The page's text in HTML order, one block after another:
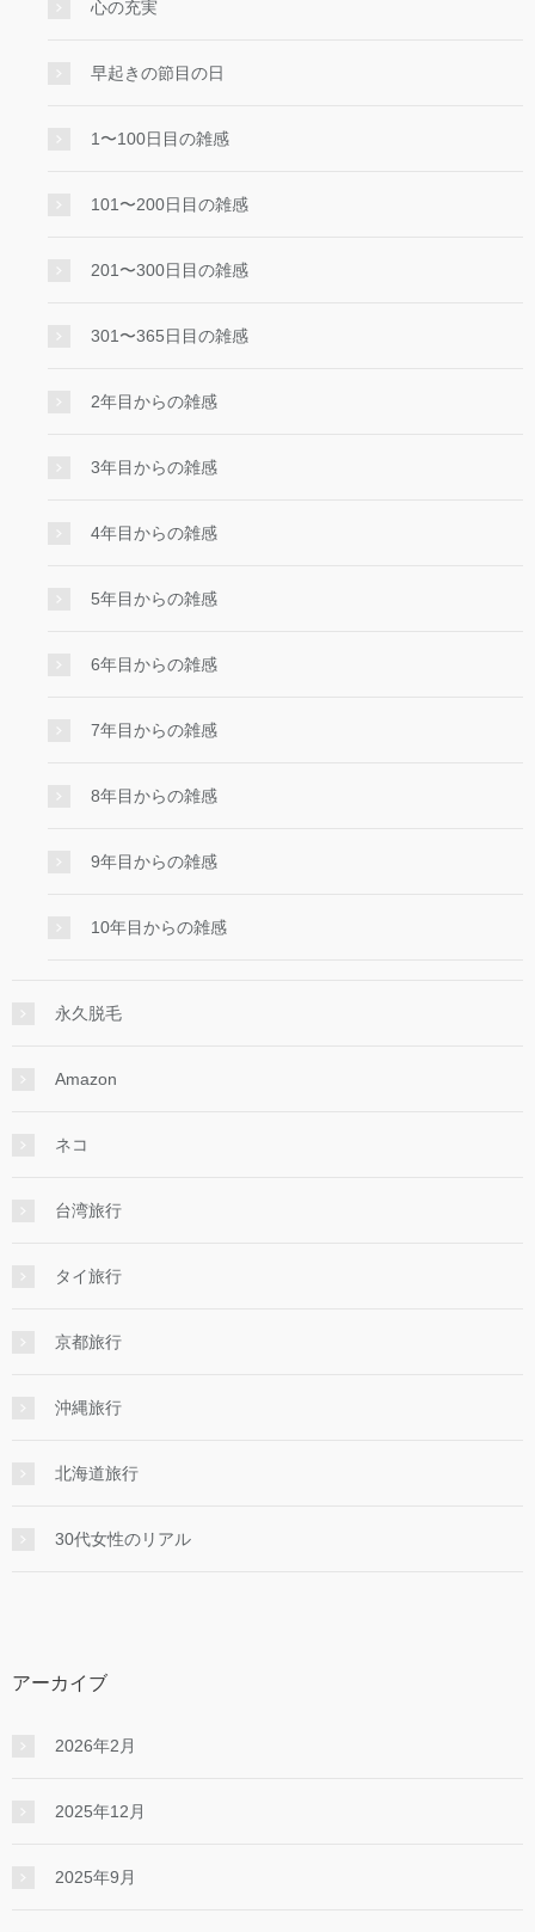
心の充実
早起きの節目の日
1〜100日目の雑感
101〜200日目の雑感
201〜300日目の雑感
301〜365日目の雑感
2年目からの雑感
3年目からの雑感
4年目からの雑感
5年目からの雑感
6年目からの雑感
7年目からの雑感
8年目からの雑感
9年目からの雑感
10年目からの雑感
永久脱毛
Amazon
ネコ
台湾旅行
タイ旅行
京都旅行
沖縄旅行
北海道旅行
30代女性のリアル
アーカイブ
2026年2月
2025年12月
2025年9月